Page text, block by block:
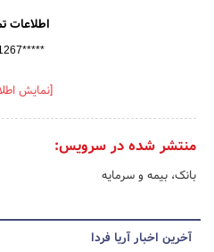
اطلاعات
[نمایش
منتشر شده در سرویس:
بانک، بیمه و سرمایه
آخرین اخبار آریا فردا